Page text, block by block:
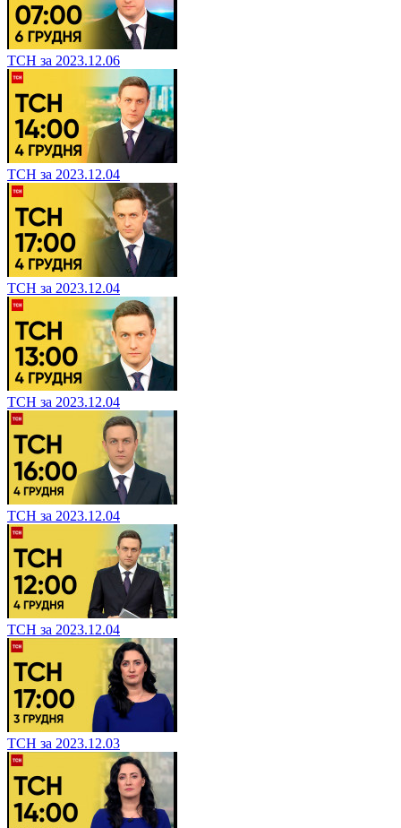
ТСН за 2023.12.06
ТСН за 2023.12.04
ТСН за 2023.12.04
ТСН за 2023.12.04
ТСН за 2023.12.04
ТСН за 2023.12.04
ТСН за 2023.12.03